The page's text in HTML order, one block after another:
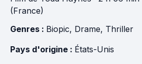
(France)
Genres : Biopic, Drame, Thriller
Pays d'origine : États-Unis